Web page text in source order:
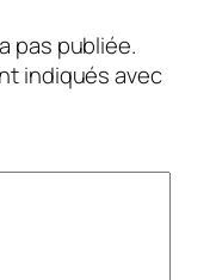
pas publiée.
indiqués avec